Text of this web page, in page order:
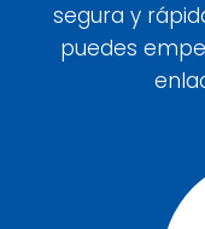
segura y
puedes